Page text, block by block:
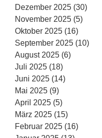
Dezember 2025 (30)
November 2025 (5)
Oktober 2025 (16)
September 2025 (10)
August 2025 (6)
Juli 2025 (18)
Juni 2025 (14)
Mai 2025 (9)
April 2025 (5)
März 2025 (15)
Februar 2025 (16)